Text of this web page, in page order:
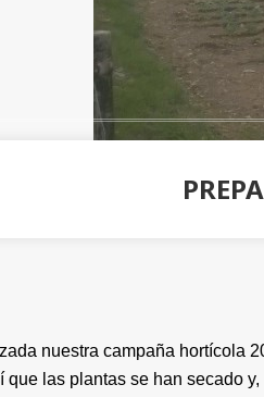
nuestra campaña hortícola
que las plantas se han secado